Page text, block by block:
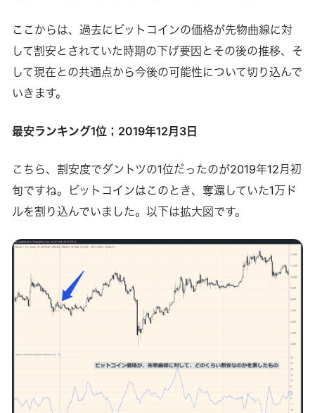
ここからは、過去にビットコインの価格が先物曲線に対
して割安とされていた時期の下げ要因とその後の推移、そ
して現在との共通点から今後の可能性について切り込んで
いきます。
最安ランキング1位；2019年12月3日
こちら、割安度でダントツの1位だったのが2019年12月初
旬ですね。ビットコインはこのとき、奪還していた1万ド
ルを割り込んでいました。以下は拡大図です。